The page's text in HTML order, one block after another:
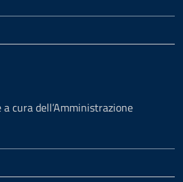
cura dell’Amministrazione